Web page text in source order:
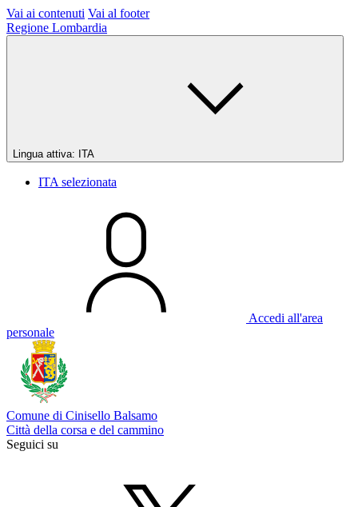
Vai ai contenuti Vai al footer
Regione Lombardia
Lingua attiva: ITA
ITA selezionata
Accedi all'area
personale
Comune di Cinisello Balsamo
Città della corsa e del cammino
Seguici su